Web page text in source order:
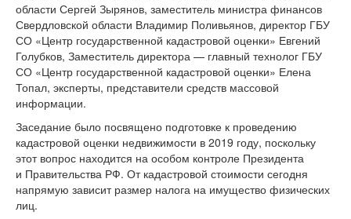
области Сергей Зырянов, заместитель министра финансов
Свердловской области Владимир Поливьянов, директор ГБУ
СО «Центр государственной кадастровой оценки» Евгений
Голубков, Заместитель директора — главный технолог ГБУ
СО «Центр государственной кадастровой оценки» Елена
Топал, эксперты, представители средств массовой
информации.
Заседание было посвящено подготовке к проведению
кадастровой оценки недвижимости в 2019 году, поскольку
этот вопрос находится на особом контроле Президента
и Правительства РФ. От кадастровой стоимости сегодня
напрямую зависит размер налога на имущество физических
лиц.